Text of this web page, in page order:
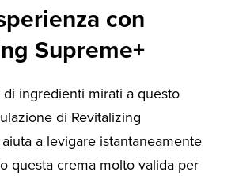
con
Supreme+
ingredienti mirati a questo
di Revitalizing
a levigare istantaneamente
questa crema molto valida per